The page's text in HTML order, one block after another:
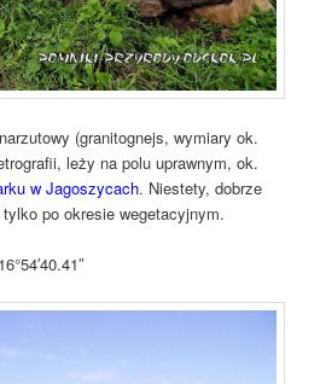
(granitognejs, wymiary ok.
leży na polu uprawnym, ok.
w Jagoszycach. Niestety, dobrze
po okresie wegetacyjnym.